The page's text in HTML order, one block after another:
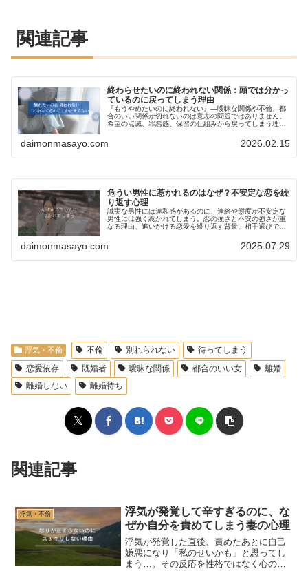
関連記事
終わらせたいのに終われない関係：頭では分かっ
ているのに戻ってしまう理由
『もうやめたいのに終われない』—曖昧な関係や不倫、都
合のいい関係が切れないのは意志の問題ではありません。
希望の点滅、罪悪感、保留の仕組みから戻ってしまう理由
の怖さも扱い、ほどけるポイントを解説します。
daimonmasayo.com 2026.02.15
危うい男性に惹かれるのはなぜ？不安定な恋を繰
り返す心理
誠実な男性には違和感があるのに、連絡や態度が不安定な
男性には強く惹かれてしまう。恋の強さと不安の強さが重
なる理由、追いかける恋愛を繰り返す背景、相手選びで確
daimonmasayo.com 2025.07.29
浮気・不倫 不倫 別れられない
待ってしまう
恋愛依存
既婚者 曖昧な関係 都合のいい女
離婚
離婚しない
離婚待ち
関連記事
浮気・不倫
浮気が発覚して辛すぎるのに、な
ぜか自分を責めてしまう妻の心理
浮気が発覚した直後、責めたあとに自己
嫌悪になり「私のせいかも」と思ってし
まう…。その反応を性格ではなく心の順